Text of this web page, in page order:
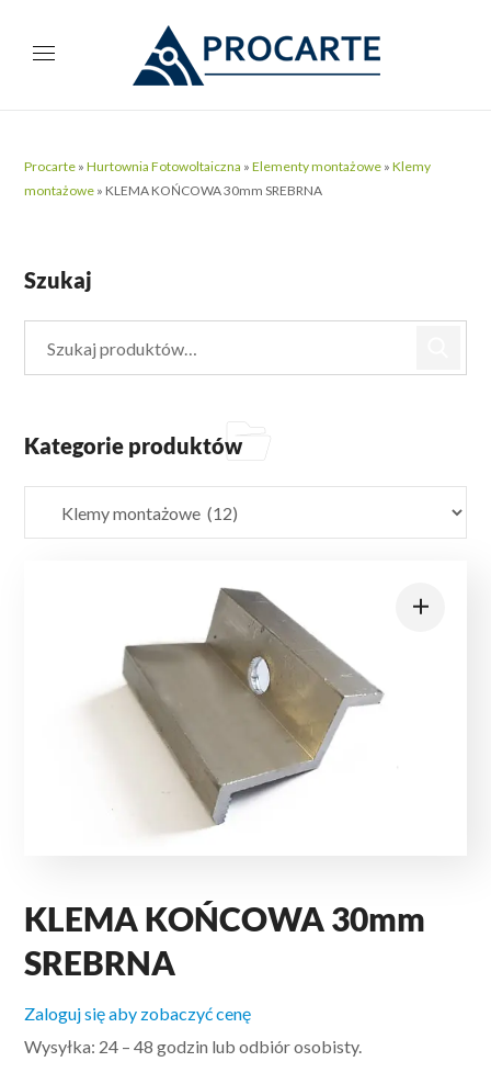
Procarte »Hurtownia Fotowoltaiczna »Elementy montażowe »Klemy
montażowe » KLEMA KOŃCOWA 30mm SREBRNA
KLEMA KOŃCOWA 30mm
SREBRNA
Zaloguj się aby zobaczyć cenę
Wysyłka: 24 – 48 godzin lub odbiór osobisty.
Szukaj
Kategorie produktów